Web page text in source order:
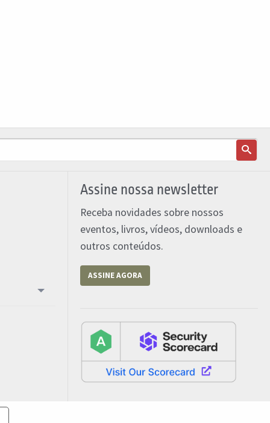
Assine nossa newsletter
Receba novidades sobre nossos
eventos, livros, vídeos, downloads e
outros conteúdos.
ASSINE AGORA